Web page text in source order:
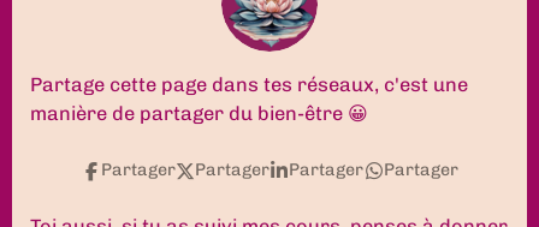
k
a
m
u
b
e
e
d
n
p
Partage cette page dans tes réseaux, c'est une
manière de partager du bien-être 😀
Partager Partager Partager Partager